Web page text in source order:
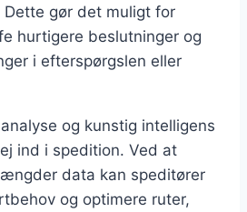
gør det muligt for
hurtigere beslutninger og
i efterspørgslen eller
og kunstig intelligens
ind i spedition. Ved at
data kan speditører
og optimere ruter,